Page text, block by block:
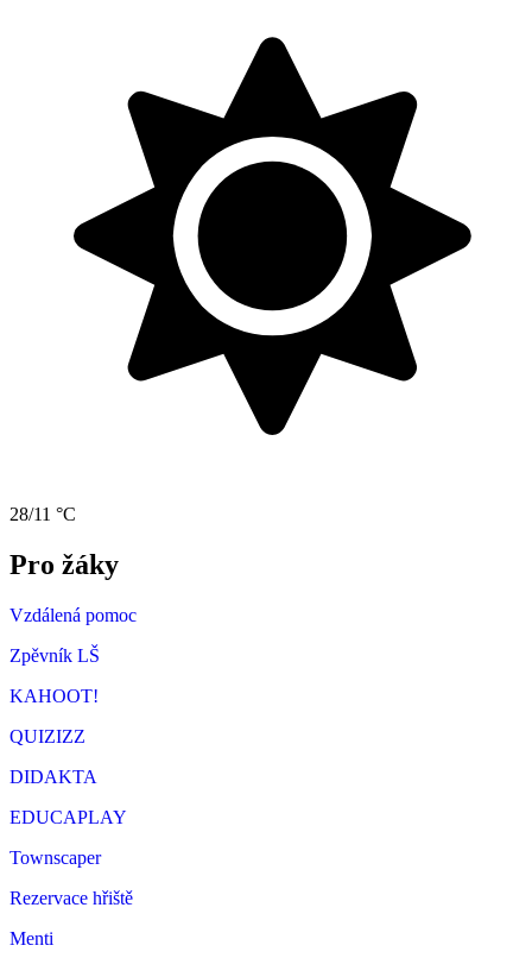
28/11 °C
Pro žáky
Vzdálená pomoc
Zpěvník LŠ
KAHOOT!
QUIZIZZ
DIDAKTA
EDUCAPLAY
Townscaper
Rezervace hřiště
Menti